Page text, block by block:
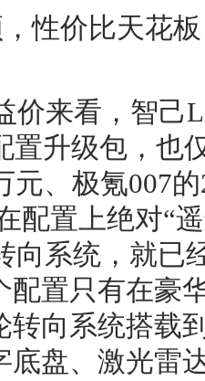
价来看，智己
置升级包，也
元、极氪007
配置上绝对“
向系统，就已
配置只有在豪
转向系统搭载
底盘、激光雷